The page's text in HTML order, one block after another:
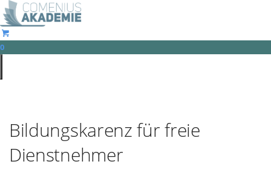
Comeniusakademie
0
main
Bildungskarenz für freie
Dienstnehmer